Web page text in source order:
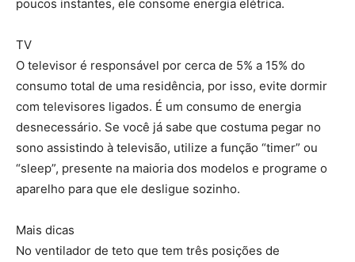
poucos instantes, ele consome energia elétrica.
TV
O televisor é responsável por cerca de 5% a 15% do
consumo total de uma residência, por isso, evite dormir
com televisores ligados. É um consumo de energia
desnecessário. Se você já sabe que costuma pegar no
sono assistindo à televisão, utilize a função “timer” ou
“sleep”, presente na maioria dos modelos e programe o
aparelho para que ele desligue sozinho.
Mais dicas
No ventilador de teto que tem três posições de